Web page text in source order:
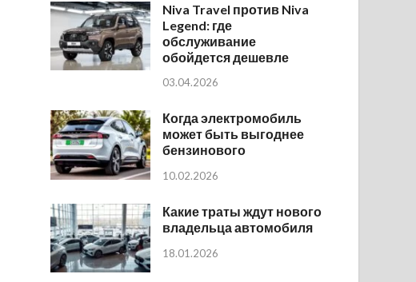
Niva Travel против Niva
Legend: где
обслуживание
обойдется дешевле
03.04.2026
Когда электромобиль
может быть выгоднее
бензинового
10.02.2026
Какие траты ждут нового
владельца автомобиля
18.01.2026